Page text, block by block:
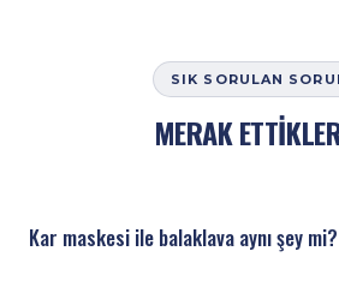
SIK SORULAN
MERAK
Kar maskesi ile balaklava aynı şey mi?